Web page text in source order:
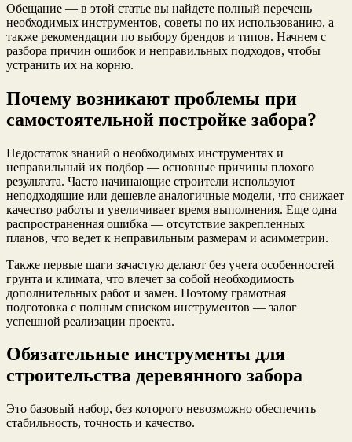
Обещание — в этой статье вы найдете полный перечень
необходимых инструментов, советы по их использованию, а
также рекомендации по выбору брендов и типов. Начнем с
разбора причин ошибок и неправильных подходов, чтобы
устранить их на корню.
Почему возникают проблемы при
самостоятельной постройке забора?
Недостаток знаний о необходимых инструментах и
неправильный их подбор — основные причины плохого
результата. Часто начинающие строители используют
неподходящие или дешевле аналогичные модели, что снижает
качество работы и увеличивает время выполнения. Еще одна
распространенная ошибка — отсутствие закрепленных
планов, что ведет к неправильным размерам и асимметрии.
Также первые шаги зачастую делают без учета особенностей
грунта и климата, что влечет за собой необходимость
дополнительных работ и замен. Поэтому грамотная
подготовка с полным списком инструментов — залог
успешной реализации проекта.
Обязательные инструменты для
строительства деревянного забора
Это базовый набор, без которого невозможно обеспечить
стабильность, точность и качество.